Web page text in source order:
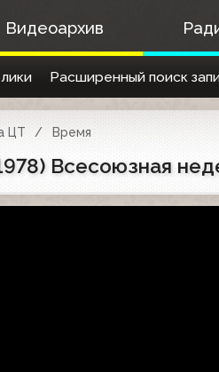
Видеоархив
Расширенный поиск
ЦТ Время
Всесоюзная